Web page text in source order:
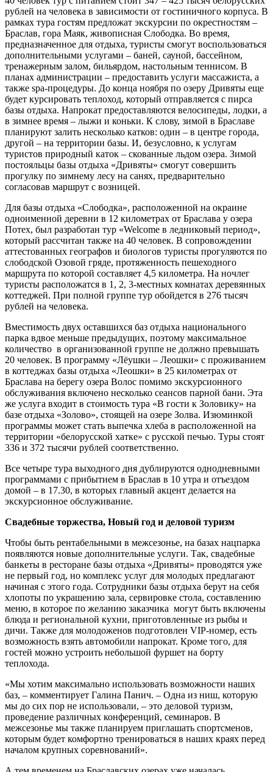
рублей на человека в зависимости от гостиничного корпуса. В
рамках тура гостям предложат экскурсии по окрестностям –
Браслав, гора Маяк, живописная Слободка. Во время,
предназначенное для отдыха, туристы смогут воспользоваться
дополнительными услугами – баней, сауной, бассейном,
тренажерным залом, бильярдом, настольным теннисом. В
планах администрации – предоставить услуги массажиста, а
также spa-процедуры. До конца ноября по озеру Дривяты еще
будет курсировать теплоход, который отправляется с пирса
базы отдыха. Напрокат предоставляются велосипеды, лодки, а
в зимнее время – лыжи и коньки. К слову, зимой в Браславе
планируют залить несколько катков: один – в центре города,
другой – на территории базы. И, безусловно, к услугам
туристов природный каток – скованные льдом озера. Зимой
постояльцы базы отдыха «Дривяты» смогут совершить
прогулку по зимнему лесу на санях, предварительно
согласовав маршрут с возницей.
Для базы отдыха «Слободка», расположенной на окраине
одноименной деревни в 12 километрах от Браслава у озера
Потех, был разработан тур «Welcome в ледниковый период»,
который рассчитан также на 40 человек. В сопровождении
аттестованных географов и биологов туристы прогуляются по
слободской Озовой гряде, протяженность пешеходного
маршрута по которой составляет 4,5 километра. На ночлег
туристы расположатся в 1, 2, 3-местных комнатах деревянных
коттеджей. При полной группе тур обойдется в 276 тысяч
рублей на человека.
Вместимость двух оставшихся баз отдыха национального
парка вдвое меньше предыдущих, поэтому максимальное
количество в организованной группе не должно превышать
20 человек. В программу «Лёушки – Леошки» с проживанием
в коттеджах базы отдыха «Леошки» в 25 километрах от
Браслава на берегу озера Волос помимо экскурсионного
обслуживания включено несколько сеансов парной бани. Эта
же услуга входит в стоимость тура «В гости к Золовику» на
базе отдыха «Золово», стоящей на озере Золва. Изюминкой
программы может стать выпечка хлеба в расположенной на
территории «белорусской хатке» с русской печью. Туры стоят
336 и 372 тысячи рублей соответственно.
Все четыре тура выходного дня дублируются однодневными
программами с прибытием в Браслав в 10 утра и отъездом
домой – в 17.30, в которых главный акцент делается на
экскурсионное обслуживание.
Свадебные торжества, Новый год и деловой туризм
Чтобы быть рентабельными в межсезонье, на базах нацпарка
появляются новые дополнительные услуги. Так, свадебные
банкеты в ресторане базы отдыха «Дривяты» проводятся уже
не первый год, но комплекс услуг для молодых предлагают
начиная с этого года. Сотрудники базы отдыха берут на себя
хлопоты по украшению зала, сервировке стола, составлению
меню, в которое по желанию заказчика могут быть включены
блюда и региональной кухни, приготовленные из рыбы и
дичи. Также для молодоженов подготовлен VIP-номер, есть
возможность взять автомобили напрокат. Кроме того, для
гостей можно устроить небольшой фуршет на борту
теплохода.
«Мы хотим максимально использовать возможности наших
баз, – комментирует Галина Панич. – Одна из ниш, которую
мы до сих пор не использовали, – это деловой туризм,
проведение различных конференций, семинаров. В
межсезонье мы также планируем приглашать спортсменов,
которым будет комфортно тренироваться в наших краях перед
началом крупных соревнований».